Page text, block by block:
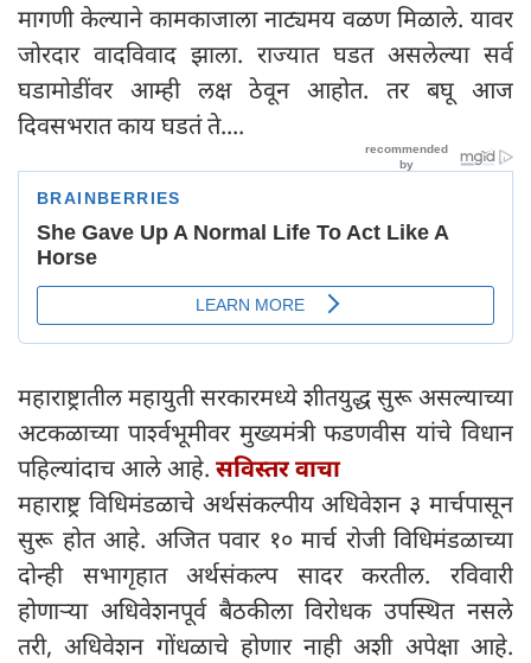
मागणी केल्याने कामकाजाला नाट्यमय वळण मिळाले. यावर
जोरदार वादविवाद झाला. राज्यात घडत असलेल्या सर्व
घडामोडींवर आम्ही लक्ष ठेवून आहोत. तर बघू आज
दिवसभरात काय घडतं ते....
महाराष्ट्रातील महायुती सरकारमध्ये शीतयुद्ध सुरू असल्याच्या
अटकळाच्या पार्श्वभूमीवर मुख्यमंत्री फडणवीस यांचे विधान
पहिल्यांदाच आले आहे. सविस्तर वाचा
महाराष्ट्र विधिमंडळाचे अर्थसंकल्पीय अधिवेशन ३ मार्चपासून
सुरू होत आहे. अजित पवार १० मार्च रोजी विधिमंडळाच्या
दोन्ही सभागृहात अर्थसंकल्प सादर करतील. रविवारी
होणाऱ्या अधिवेशनपूर्व बैठकीला विरोधक उपस्थित नसले
तरी, अधिवेशन गोंधळाचे होणार नाही अशी अपेक्षा आहे.